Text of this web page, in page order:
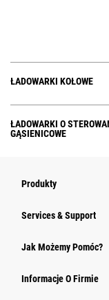
ŁADOWARKI KOŁOWE
ŁADOWARKI O
GĄSIENICOWE
Produkty
Services & Support
Jak Możemy Pomóc?
Informacje O Firmie